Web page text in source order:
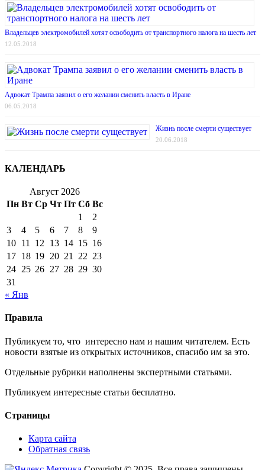
Владельцев электромобилей хотят освободить от транспортного налога на шесть лет
12.05.2018
Адвокат Трампа заявил о его желании сменить власть в Иране
06.05.2018
Жизнь после смерти существует
20.06.2018
КАЛЕНДАРЬ
Август 2026
Пн Вт Ср Чт Пт Сб Вс
1
2
3
4 5 6 7 8
9
10 11 12 13 14 15 16
17 18 19 20 21 22 23
24 25 26 27 28 29 30
31
« Янв
Правила
Публикуем то, что интересно нам и нашим читателем. Есть
новости взятые из открытых источников, спасибо им за это.
Отдельные рубрики наполнены экспертными статьями.
Публикуем интересные статьи бесплатно.
Страницы
Карта сайта
Обратная связь